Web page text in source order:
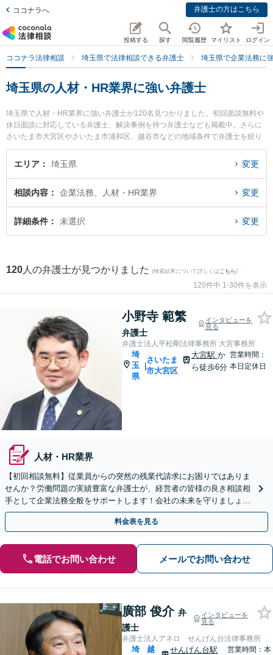
ココナラへ 弁護士の方はこちら
投稿する 探す 閲覧履歴 マイリスト ログイン
ココナラ法律相談 埼玉県で法律相談できる弁護士 埼玉県で企業法務に
埼玉県の人材・HR業界に強い弁護士
埼玉県で人材・HR業界に強い弁護士が120名見つかりました。初回面談無料や
休日面談に対応している弁護士、解決事例を持つ弁護士なども掲載中。さらに
さいたま市大宮区やさいたま市浦和区、越谷市などの地域条件で弁護士を絞り
込めます。企業法務に関係する顧問弁護士契約や契約書作成・リーガルチェッ
ク、雇用契約書・就業規則作成等の細かな分野での絞り込み検索もでき便利で
所の川村 正衡弁護士のプロフィール情報や弁護士費用、強みなどが注目されて
います。『埼玉県で土日や夜間に発生した人材・HR業界のトラブルを今すぐに
弁護士に相談したい』『人材・HR業界のトラブル解決の実績豊富な近くの弁護
エリア 埼玉県 変更
相談内容 企業法務、人材・HR業界 変更
詳細条件 未選択 変更
120 人の弁護士が見つかりました (検索結果について詳しくは こちら)
120件中 1-30件を表示
小野寺 範繁
弁護士
インタビューを
見る
弁護士法人平松剛法律事務所 大宮事務所
埼
玉
県
|
さいたま
市大宮区
大宮駅 か
ら徒歩6分
営業時間：
本日定休日
人材・HR業界
【初回相談無料】従業員からの突然の残業代請求にお困りではありま
せんか？労働問題の実績豊富な弁護士が、経営者の皆様の良き相談相
手として企業法務全般をサポートします！会社の未来を守りましょう
【電話・WEB相談可】【夜間や休日相談可】
料金表を見る
電話でお問い合わせ メールでお問い合わせ
廣部 俊介 弁
護士
インタビューを
見る
弁護士法人アネロ せんげん台法律事務所
埼
越
せんげん台駅
営業時間：本